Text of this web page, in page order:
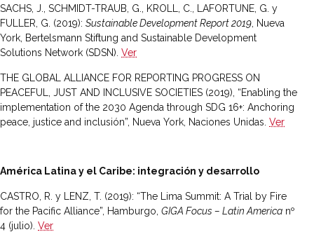
SACHS, J., SCHMIDT-TRAUB, G., KROLL, C., LAFORTUNE, G. y
FULLER, G. (2019): Sustainable Development Report 2019 , Nueva
York, Bertelsmann Stiftung and Sustainable Development
Solutions Network (SDSN). Ver
THE GLOBAL ALLIANCE FOR REPORTING PROGRESS ON
PEACEFUL, JUST AND INCLUSIVE SOCIETIES (2019), “Enabling the
implementation of the 2030 Agenda through SDG 16+: Anchoring
peace, justice and inclusión”, Nueva York, Naciones Unidas. Ver
América Latina y el Caribe: integración y desarrollo
CASTRO, R. y LENZ, T. (2019): “The Lima Summit: A Trial by Fire
for the Pacific Alliance”, Hamburgo, GIGA Focus – Latin America nº
4 (julio). Ver